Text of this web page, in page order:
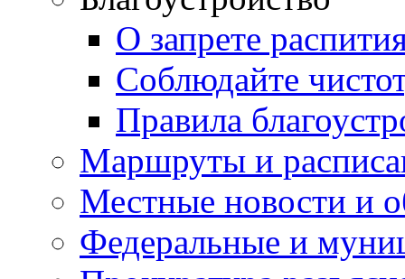
О запрете
Соблюдайте
Правила
Маршруты и
Местные новости и
Федеральные и